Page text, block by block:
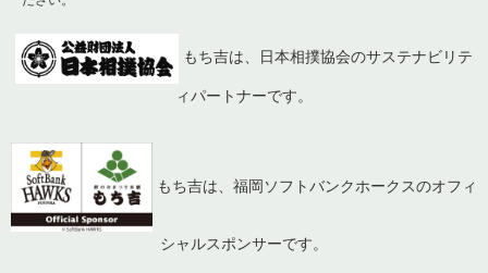
もち吉は、日本相撲協会のサステナビリテ
ィパートナーです。
もち吉は、福岡ソフトバンクホークスのオフィ
シャルスポンサーです。